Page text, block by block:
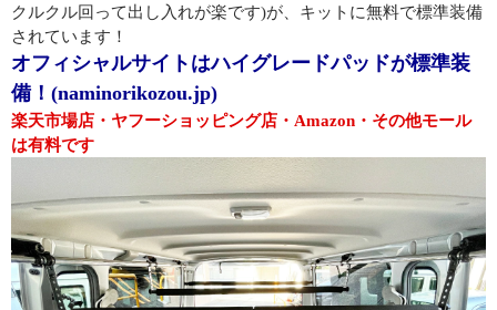
クルクル回って出し入れが楽です)が、キットに無料で標準装備
されています！
オフィシャルサイトはハイグレードパッドが標準装
備！(naminorikozou.jp)
楽天市場店・ヤフーショッピング店・Amazon・その他モール
は有料です